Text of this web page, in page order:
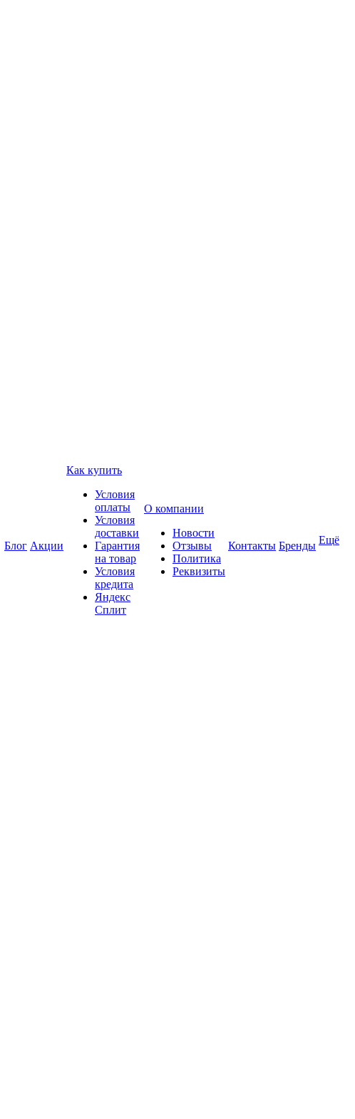
Блог Акции
Как купить
Условия
оплаты
Условия
доставки
Гарантия
на товар
Условия
кредита
Яндекс
Сплит
О компании
Новости
Отзывы
Политика
Реквизиты
Контакты Бренды Ещё